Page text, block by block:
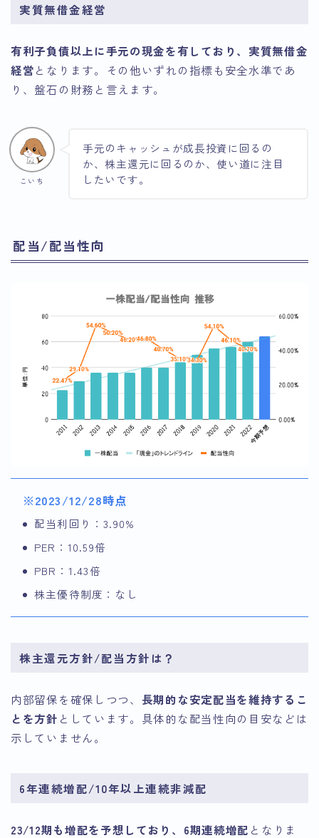
実質無借金経営
有利子負債以上に手元の現金を有しており、実質無借金
経営となります。その他いずれの指標も安全水準であ
り、盤石の財務と言えます。
こいち
手元のキャッシュが成長投資に回るの
か、株主還元に回るのか、使い道に注目
したいです。
配当/配当性向
※2023/12/28時点
配当利回り：3.90%
PER：10.59倍
PBR：1.43倍
株主優待制度：なし
株主還元方針/配当方針は？
内部留保を確保しつつ、 長期的な安定配当を維持するこ
とを方針 としています。具体的な配当性向の目安などは
示していません。
6年連続増配/10年以上連続非減配
23/12期も増配を予想しており、6期連続増配 となりま